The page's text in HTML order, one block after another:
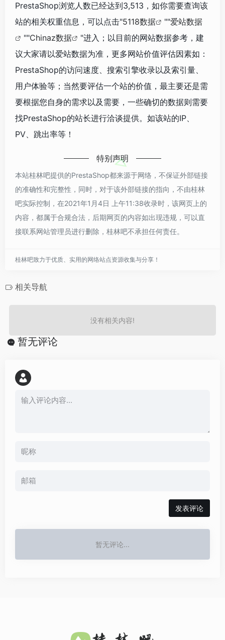
PrestaShop浏览人数已经达到3,513，如你需要查询该
站的相关权重信息，可以点击"5118数据 ""爱站数据
""Chinaz数据
"进入；以目前的网站数据参考，建
议大家请以爱站数据为准，更多网站价值评估因素如：
PrestaShop的访问速度、搜索引擎收录以及索引量、
用户体验等；当然要评估一个站的价值，最主要还是需
要根据您自身的需求以及需要，一些确切的数据则需要
找PrestaShop的站长进行洽谈提供。如该站的IP、
PV、跳出率等！
特别声明
本站桂林吧提供的PrestaShop都来源于网络，不保证外部链接
的准确性和完整性，同时，对于该外部链接的指向，不由桂林
吧实际控制，在2021年1月4日 上午11:38收录时，该网页上的
内容，都属于合规合法，后期网页的内容如出现违规，可以直
接联系网站管理员进行删除，桂林吧不承担任何责任。
桂林吧致力于优质、实用的网络站点资源收集与分享！
相关导航
没有相关内容!
暂无评论
发表评论
暂无评论...